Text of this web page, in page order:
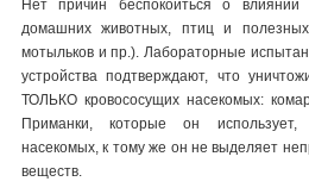
Нет причин беспокоиться о влиянии
домашних животных, птиц и
мотыльков и пр.). Лабораторные
устройства подтверждают, что
ТОЛЬКО кровососущих насекомых:
Приманки, которые он
насекомых, к тому же он не выделяет
веществ.